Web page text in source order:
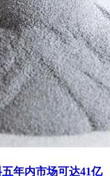
年内市场可达41亿